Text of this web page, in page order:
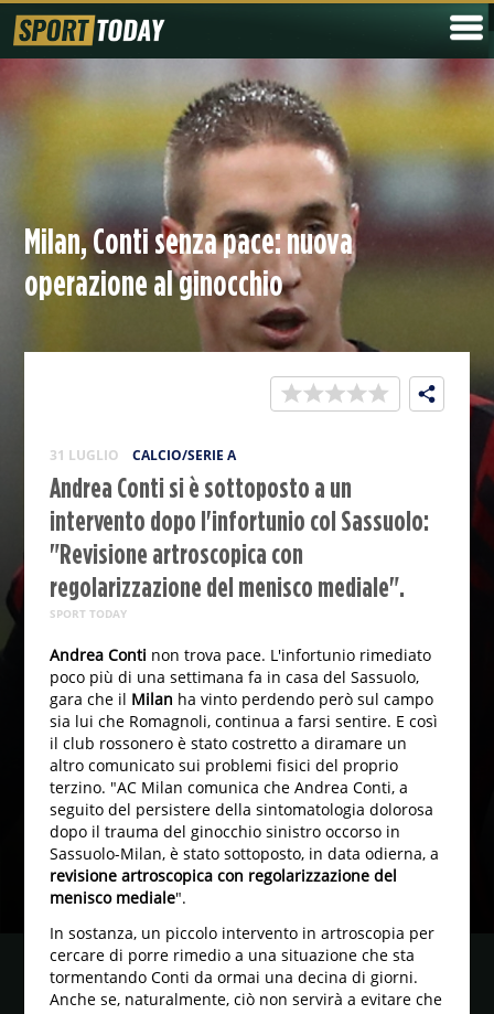
Milan, Conti senza pace: nuova
operazione al ginocchio
31 LUGLIO CALCIO/SERIE A
Andrea Conti si è sottoposto a un
intervento dopo l'infortunio col Sassuolo:
"Revisione artroscopica con
regolarizzazione del menisco mediale".
SPORT TODAY
Andrea Conti non trova pace. L'infortunio rimediato
poco più di una settimana fa in casa del Sassuolo,
gara che il Milan ha vinto perdendo però sul campo
sia lui che Romagnoli, continua a farsi sentire. E così
il club rossonero è stato costretto a diramare un
altro comunicato sui problemi fisici del proprio
terzino. "AC Milan comunica che Andrea Conti, a
seguito del persistere della sintomatologia dolorosa
dopo il trauma del ginocchio sinistro occorso in
Sassuolo-Milan, è stato sottoposto, in data odierna, a
revisione artroscopica con regolarizzazione del
menisco mediale".
In sostanza, un piccolo intervento in artroscopia per
cercare di porre rimedio a una situazione che sta
tormentando Conti da ormai una decina di giorni.
Anche se, naturalmente, ciò non servirà a evitare che